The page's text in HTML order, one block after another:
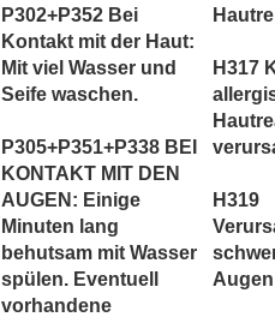
P302+P352 Bei
Kontakt mit der Haut:
Mit viel Wasser und
Seife waschen.
P305+P351+P338 BEI
KONTAKT MIT DEN
AUGEN: Einige
Minuten lang
behutsam mit Wasser
spülen. Eventuell
vorhandene
H317
H319